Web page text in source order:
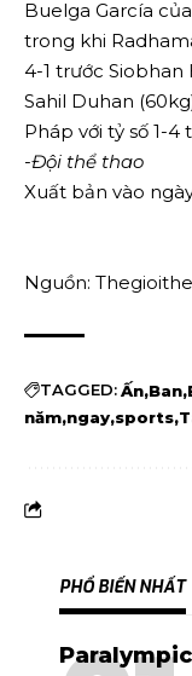
Buelga García
trong khi
4-1 trước Siobhan
Sahil Duhan
Pháp với tỷ số 1-
-Đội thể thao
Xuất bản vào
Nguồn:
TAGGED:Ấn Ban
năm ngay sports
PHỔ BIẾN NHẤT